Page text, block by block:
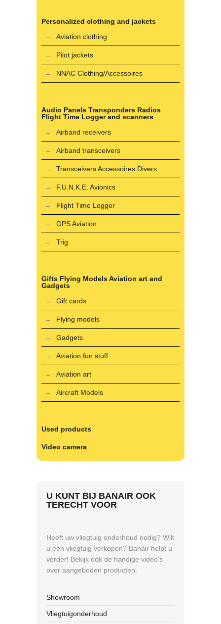
Personalized clothing and jackets
Aviation clothing
Pilot jackets
NNAC Clothing/Accessoires
Audio Panels Transponders Radios
Flight Time Logger and scanners
Airband receivers
Airband transceivers
Transceivers Accessoires Divers
F.U.N.K.E. Avionics
Flight Time Logger
GPS Aviation
Trig
Gifts Flying Models Aviation art and
Gadgets
Gift cards
Flying models
Gadgets
Aviation fun stuff
Aviation art
Aircraft Models
Used products
Video camera
U KUNT BIJ BANAIR OOK
TERECHT VOOR
Heeft uw vliegtuig onderhoud nodig? Wilt
u een vliegtuig verkopen? Banair helpt u
verder! Bekijk ook de handige video's
over aangeboden producten.
Showroom
Vliegtuigonderhoud